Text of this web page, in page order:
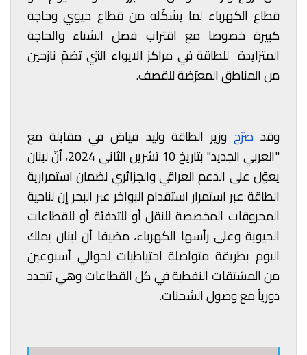
قطاع الكهرباء لما يشكّله من قطاع حيوي وحاجة
كبيرة خصوصا مع اقتراب فصل الشتاء والحاجة
المتزايدة للطاقة في مراكز الايواء التي تضمّ نازحين
من المناطق المعرّضة للقصف.
وقد صرّح وزير الطاقة وليد فياض في مقابلة مع
"العربي الجديد" بتاريخ 10 تشرين الثاني 2024، أنّ لبنان
يعوّل على الدعم العراقي والجزائري لضمان استمرارية
الطاقة عبر استمرار استقدام البواخر عبر البحر إن لناحية
المحروقات المخصصة للنقل أو للتدفئة أو للقطاعات
الحيوية وعلى رأسها الكهرباء، مضيفا أن لبنان يملك
اليوم بطريقة متواصلة احتياطيات لحوالي أسبوعين
من المشتقات النفطية في كل القطاعات وهي تتجدد
دورياً مع وصول الشحنات.